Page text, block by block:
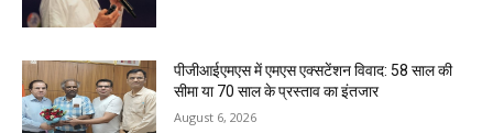
पीजीआईएमएस में एमएस एक्सटेंशन विवाद: 58 साल की
सीमा या 70 साल के प्रस्ताव का इंतजार
August 6, 2026